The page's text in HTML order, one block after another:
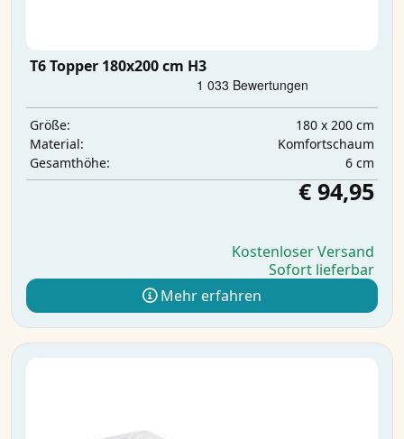
T6 Topper 180x200 cm H3
Größe:
180 x 200 cm
Material:
Komfortschaum
Gesamthöhe:
6 cm
€ 94,95
Kostenloser Versand
Sofort lieferbar
Mehr erfahren